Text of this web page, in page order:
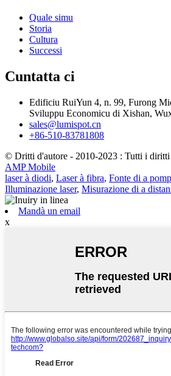
Quale simu
Storia
Cultura
Successi
Cuntatta ci
Edificiu RuiYun 4, n. 99, Furong
Sviluppu Economicu di Xishan,
sales@lumispot.cn
+86-510-83781808
© Dritti d'autore - 2010-2023 : Tutti i diritti
AMP Mobile
laser à diodi, Laser à fibra, Fonte di a
Illuminazione laser, Misurazione di a
Mandà un email
x